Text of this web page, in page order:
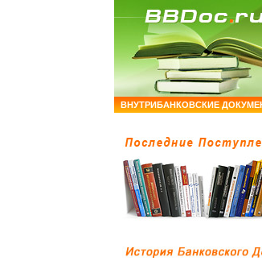
ВНУТРИБАНКОВСКИЕ